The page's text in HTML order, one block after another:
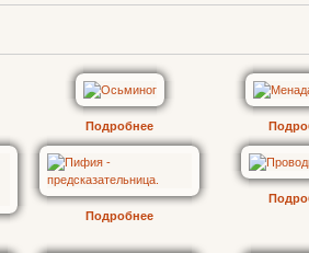
Подробнее
Подробнее